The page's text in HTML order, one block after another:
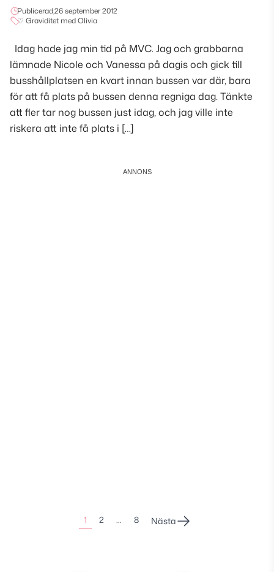
Publicerad,26 september 2012
♡ Graviditet med Olivia
Idag hade jag min tid på MVC. Jag och grabbarna
lämnade Nicole och Vanessa på dagis och gick till
busshållplatsen en kvart innan bussen var där, bara
för att få plats på bussen denna regniga dag. Tänkte
att fler tar nog bussen just idag, och jag ville inte
riskera att inte få plats i […]
1 2 … 8 Nästa